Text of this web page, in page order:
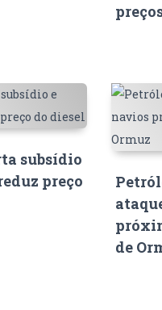
subsídio
preço
de